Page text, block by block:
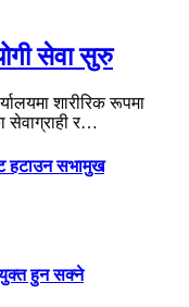
सेवा सुरु
शारीरिक रूपमा
सेवाग्राही र…
हटाउन सभामुख
हुन सक्ने